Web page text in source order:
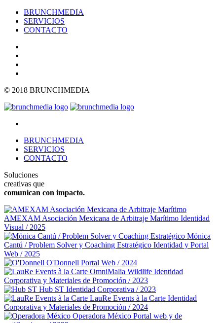
BRUNCHMEDIA
SERVICIOS
CONTACTO
© 2018 BRUNCHMEDIA
BRUNCHMEDIA
SERVICIOS
CONTACTO
Soluciones
creativas que
comunican con impacto.
AMEXAM Asociación Mexicana de Arbitraje Marítimo Identidad
Visual / 2025
Mónica
Cantú / Problem Solver y Coaching Estratégico Identidad y Portal
Web / 2025
O'Donnell Portal Web / 2024
OmniMalia Wildlife Identidad
Corporativa y Materiales de Promoción / 2023
Hub ST Identidad Corporativa / 2023
LauRe Events à la Carte Identidad
Corporativa y Materiales de Promoción / 2024
Operadora México Portal web y de